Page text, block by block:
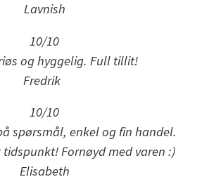
Lavnish
10/10
og hyggelig. Full tillit!
Fredrik
10/10
spørsmål, enkel og fin handel.
Fornøyd med varen :)
Elisabeth